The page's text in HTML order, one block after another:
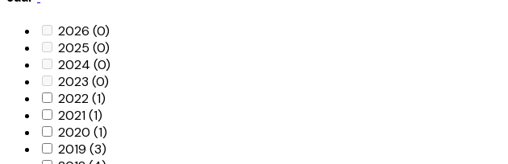
2026 (0)
2025 (0)
2024 (0)
2023 (0)
2022(1)
2021(1)
2020 (1)
2019 (3)